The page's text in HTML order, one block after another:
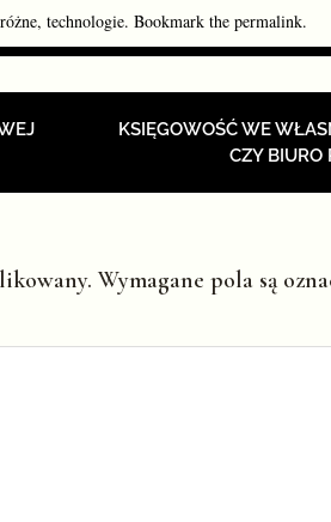
różne, technologie. Bookmark the permalink.
KSIĘGOWOŚĆ WE
CZY BIURO
Wymagane pola są